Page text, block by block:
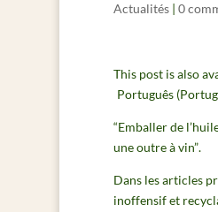
Actualités| 0
This post is also
Português(
“Emballer de
une outre à vin”.
Dans les articles
inoffensif et